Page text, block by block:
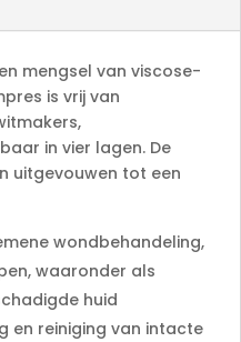
mengsel van viscose-
is vrij van
in vier lagen. De
uitgevouwen tot een
wondbehandeling,
waaronder als
huid
en reiniging van intacte